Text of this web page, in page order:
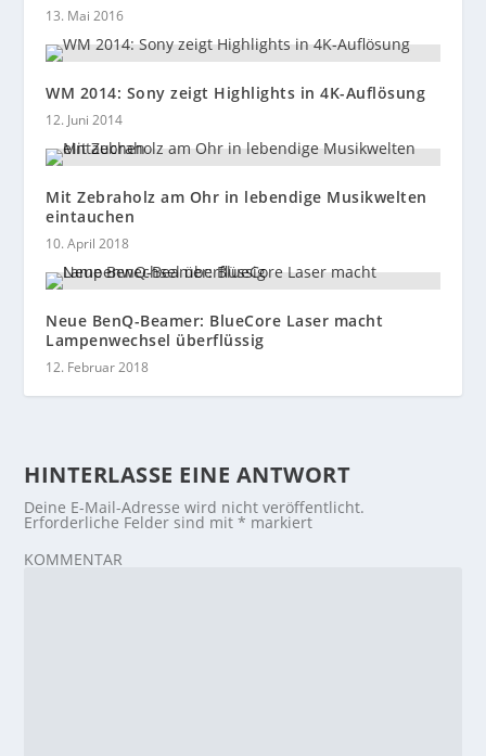
13. Mai 2016
WM 2014: Sony zeigt Highlights in 4K-Auflösung
12. Juni 2014
Mit Zebraholz am Ohr in lebendige Musikwelten
eintauchen
10. April 2018
Neue BenQ-Beamer: BlueCore Laser macht
Lampenwechsel überflüssig
12. Februar 2018
HINTERLASSE EINE ANTWORT
Deine E-Mail-Adresse wird nicht veröffentlicht.
Erforderliche Felder sind mit* markiert
KOMMENTAR